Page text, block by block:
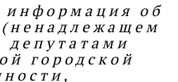
об
депутатами
городской